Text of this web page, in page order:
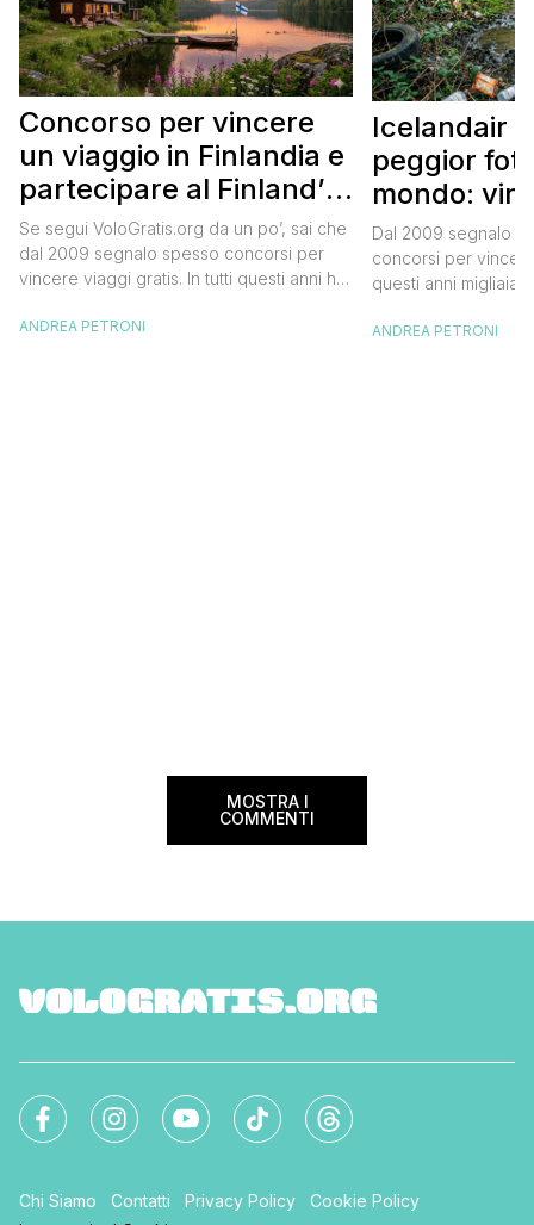
Concorso per vincere
un viaggio in Finlandia e
partecipare al Finland’s
Official Tasting
Se segui VoloGratis.org da un po’, sai che
dal 2009 segnalo spesso concorsi per
vincere viaggi gratis. In tutti questi anni ho
destinazioni incredibili grazie a queste
ANDREA PETRONI
Icelandair
peggior
mondo:
in Islanda
dollari
Dal 2009 segnalo
concorsi per
questi anni migliaia
segnalazioni
ANDREA PETRONI
MOSTRA I
COMMENTI
Chi Siamo Contatti Privacy Policy
Cookie Policy